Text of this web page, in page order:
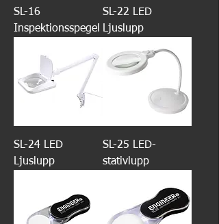
SL-16
Inspektionsspegel
SL-22 LED
Ljuslupp
SL-24 LED
Ljuslupp
SL-25 LED-
stativlupp